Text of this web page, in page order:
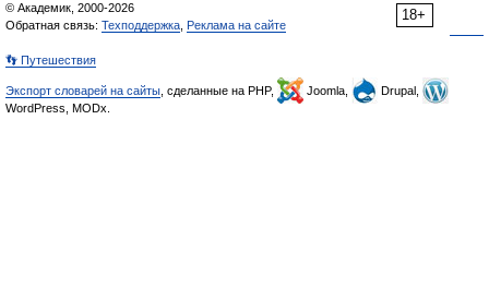
18+
© Академик, 2000-2026
Обратная связь: Техподдержка Реклама на сайте
👣 Путешествия
Экспорт словарей на сайты , сделанные на PHP, Joomla,
Drupal,
WordPress, MODx.